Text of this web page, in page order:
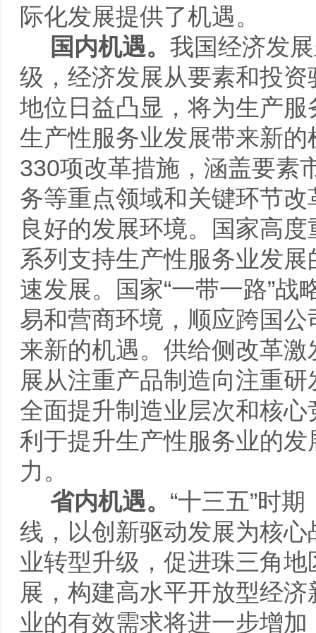
际化发展提供了机遇。
国内机遇。 我国经济发
级，经济发展从要素和投
地位日益凸显，将为生产
生产性服务业发展带来新
330项改革措施，涵盖要素
务等重点领域和关键环节
良好的发展环境。国家高
系列支持生产性服务业发
速发展。国家“一带一路”
易和营商环境，顺应跨国
来新的机遇。供给侧改革
展从注重产品制造向注重
全面提升制造业层次和核
利于提升生产性服务业的
力。
省内机遇。 “十三五”时
线，以创新驱动发展为核
业转型升级，促进珠三角
展，构建高水平开放型经
业的有效需求将进一步增